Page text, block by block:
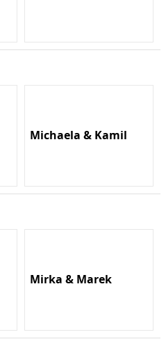
Michaela & Kamil
Mirka & Marek